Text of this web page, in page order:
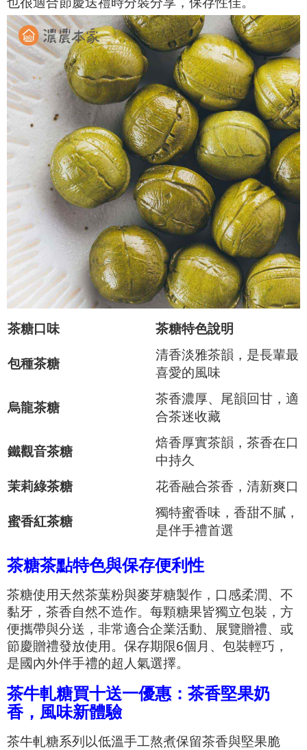
茶糖口味 茶糖特色說明
包種茶糖
清香淡雅茶韻，是長輩最
喜愛的風味
烏龍茶糖
茶香濃厚、尾韻回甘，適
合茶迷收藏
鐵觀音茶糖
焙香厚實茶韻，茶香在口
中持久
茉莉綠茶糖
花香融合茶香，清新爽口
蜜香紅茶糖
獨特蜜香味，香甜不膩，
是伴手禮首選
茶糖茶點特色與保存便利性
茶糖使用天然茶葉粉與麥芽糖製作，口感柔潤、不
黏牙，茶香自然不造作。每顆糖果皆獨立包裝，方
便攜帶與分送，非常適合企業活動、展覽贈禮、或
節慶贈禮發放使用。保存期限6個月、包裝輕巧，
是國內外伴手禮的超人氣選擇。
茶牛軋糖買十送一優惠：茶香堅果奶
香，風味新體驗
茶牛軋糖系列以低溫手工熬煮保留茶香與堅果脆